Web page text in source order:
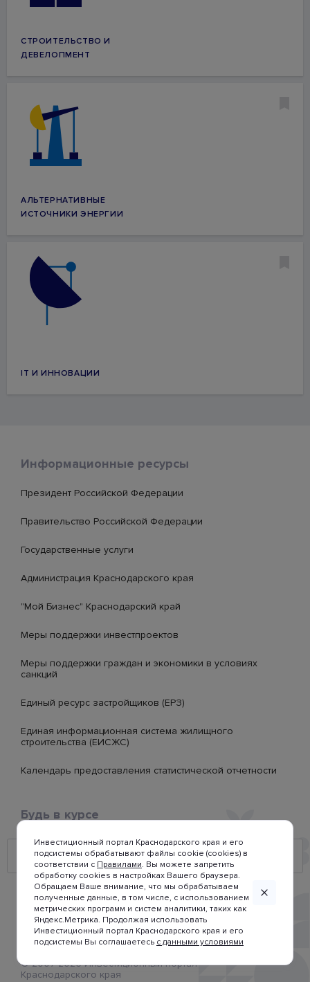
СТРОИТЕЛЬСТВО И
ДЕВЕЛОПМЕНТ
АЛЬТЕРНАТИВНЫЕ
ИСТОЧНИКИ ЭНЕРГИИ
IT И ИННОВАЦИИ
Информационные ресурсы
Президент Российской Федерации
Правительство Российской Федерации
Государственные услуги
Администрация Краснодарского края
"Мой Бизнес" Краснодарский край
Меры поддержки инвестпроектов
Меры поддержки граждан и экономики в условиях
санкций
Единый ресурс застройщиков (ЕРЗ)
Единая информационная система жилищного
строительства (ЕИСЖС)
Календарь предоставления статистической отчетности
Будь в курсе
© 2007-2026 Инвестиционный портал
Краснодарского края
Инвестиционный портал Краснодарского края и его
подсистемы обрабатывают файлы cookie (cookies) в
соответствии с Правилами. Вы можете запретить
обработку cookies в настройках Вашего браузера.
Обращаем Ваше внимание, что мы обрабатываем
полученные данные, в том числе, с использованием
метрических программ и систем аналитики, таких как
Яндекс.Метрика. Продолжая использовать
Инвестиционный портал Краснодарского края и его
подсистемы Вы соглашаетесь с данными условиями